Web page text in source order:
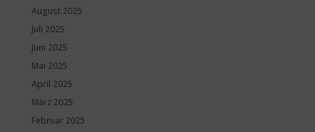
August 2025
Juli 2025
Juni 2025
Mai 2025
April 2025
März 2025
Februar 2025